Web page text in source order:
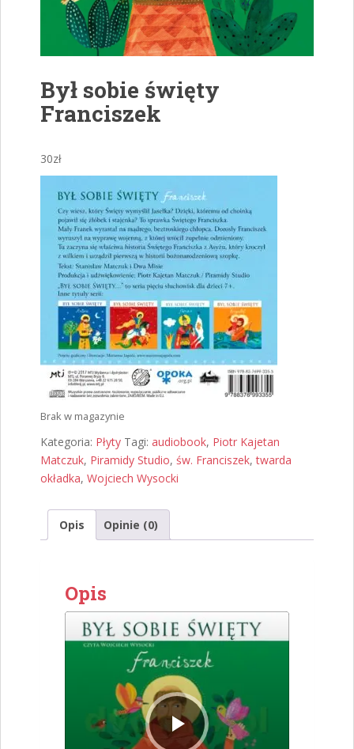
Był sobie święty
Franciszek
30zł
Brak w magazynie
Kategoria: Płyty Tagi: audiobook, Piotr Kajetan
Matczuk, Piramidy Studio, św. Franciszek,twarda
okładka, Wojciech Wysocki
Opis Opinie (0)
Opis
Odtwarzacz
plików
dźwiękowych